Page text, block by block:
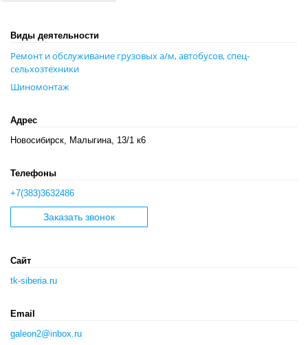
Виды деятельности
Ремонт и обслуживание грузовых а/м, автобусов, спец-
сельхозтехники
Шиномонтаж
Адрес
Новосибирск, Малыгина, 13/1 к6
Телефоны
+7(383)3632486
Заказать звонок
Сайт
tk-siberia.ru
Email
galeon2@inbox.ru